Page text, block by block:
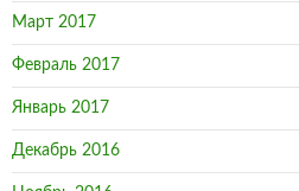
Март 2017
Февраль 2017
Январь 2017
Декабрь 2016